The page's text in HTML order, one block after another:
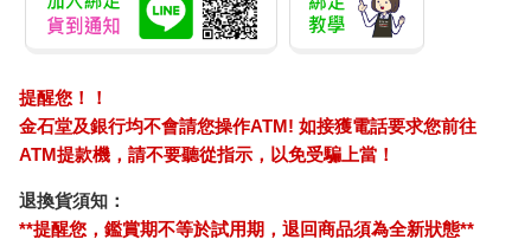
提醒您！！
金石堂及銀行均不會請您操作ATM! 如接獲電話要求您前往
ATM提款機，請不要聽從指示，以免受騙上當！
退換貨須知：
**提醒您，鑑賞期不等於試用期，退回商品須為全新狀態**